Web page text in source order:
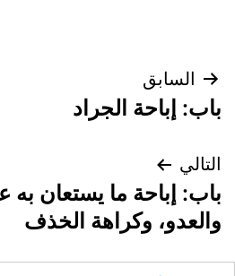
تصفّح
المقالات
السابق
باب: إباحة الجراد
التالي
باب: إباحة ما يستعان به
والعدو، وكراهة الخذف